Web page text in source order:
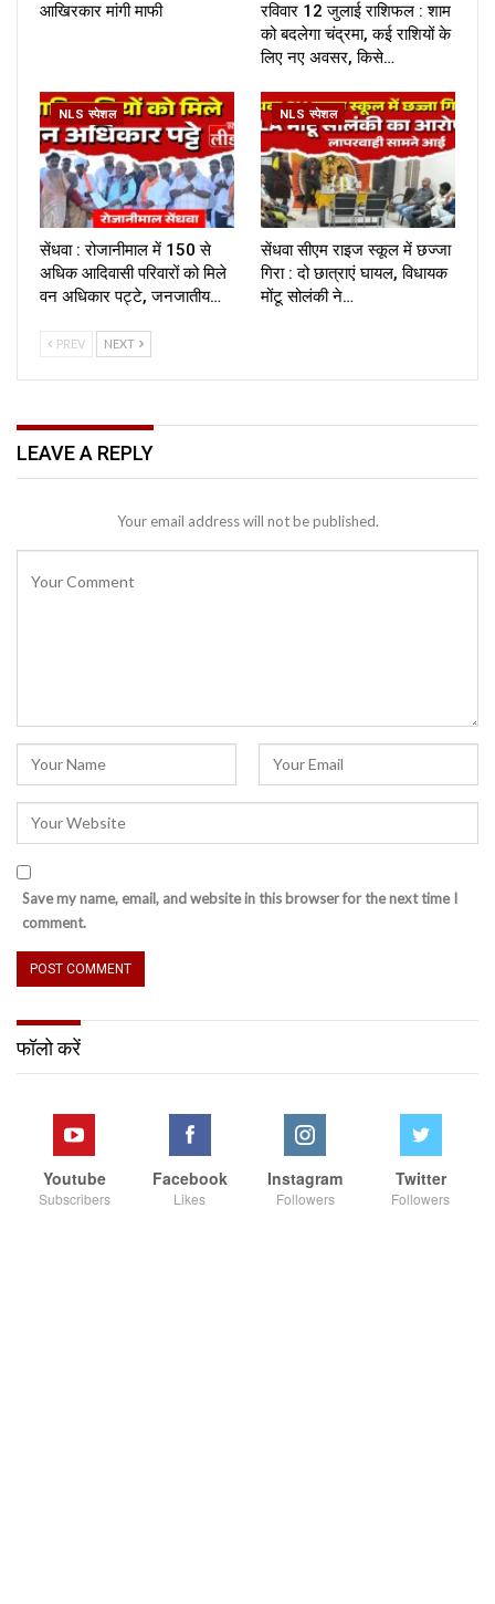
आखिरकार मांगी माफी
रविवार 12 जुलाई राशिफल : शाम
को बदलेगा चंद्रमा, कई राशियों के
लिए नए अवसर, किसे…
NLS स्पेशल
सेंधवा : रोजानीमाल में 150 से
अधिक आदिवासी परिवारों को मिले
वन अधिकार पट्टे, जनजातीय…
NLS स्पेशल
सेंधवा सीएम राइज स्कूल में छज्जा
गिरा : दो छात्राएं घायल, विधायक
मोंटू सोलंकी ने…
PREV NEXT
LEAVE A REPLY
Your email address will not be published.
Save my name, email, and website in this browser for the next time I
comment.
फॉलो करें
Youtube
Subscribers
Facebook
Likes
Instagram
Followers
Twitter
Followers